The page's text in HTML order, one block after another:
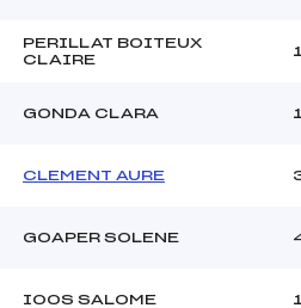
PERILLAT BOITEUX
CLAIRE
GONDA CLARA
CLEMENT AURE
GOAPER SOLENE
IOOS SALOME